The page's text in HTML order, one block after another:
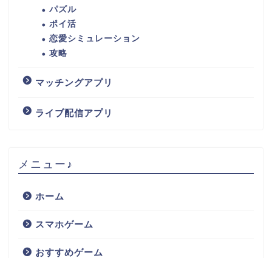
パズル
ポイ活
恋愛シミュレーション
攻略
マッチングアプリ
ライブ配信アプリ
メニュー♪
ホーム
スマホゲーム
おすすめゲーム